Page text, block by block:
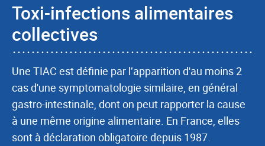
Toxi-infections alimentaires
collectives
Une TIAC est définie par l’apparition d'au moins 2
cas d'une symptomatologie similaire, en général
gastro-intestinale, dont on peut rapporter la cause
à une même origine alimentaire. En France, elles
sont à déclaration obligatoire depuis 1987.